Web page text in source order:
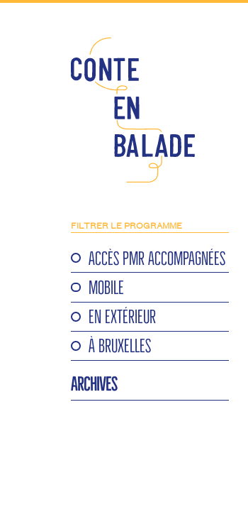
FILTRER LE PROGRAMME
ACCÈS PMR ACCOMPAGNÉES
MOBILE
EN EXTÉRIEUR
À BRUXELLES
ARCHIVES